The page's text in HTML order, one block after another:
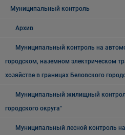
Муниципальный контроль
Архив
Муниципальный контроль на
городском, наземном электрическом
хозяйстве в границах Беловского
Муниципальный жилищный
городского округа"
Муниципальный лесной контроль